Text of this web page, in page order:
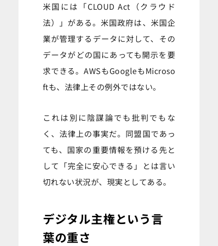
米国には「CLOUD Act（クラウド
法）」がある。米国政府は、米国企
業が管理するデータに対して、その
データがどの国にあっても開示を要
求できる。AWSもGoogleもMicroso
ftも、法律上その例外ではない。
これは別に陰謀論でも批判でもな
く、法律上の事実だ。同盟国であっ
ても、国家の重要情報を預ける先と
して「完全に安心できる」とは言い
切れない状況が、現実としてある。
デジタル主権という言
葉の重さ